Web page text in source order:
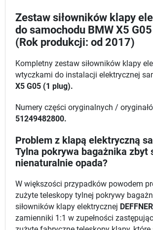
Zestaw siłowników klapy
do samochodu BMW X5
(Rok produkcji: od 2017)
Kompletny zestaw siłowników klapy
wtyczkami do instalacji elektrycznej
X5 G05 (1 plug).
Numery części oryginalnych /
51249482800.
Problem z klapą elektryczną
Tylna pokrywa bagażnika zbyt
nienaturalnie opada?
W większości przypadków powodem
zużyte teleskopy tylnej pokrywy
siłowników klapy elektrycznej
zamienniki 1:1 w zupełności